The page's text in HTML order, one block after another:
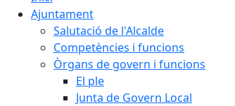
Ajuntament
Salutació de l'Alcalde
Competències i funcions
Òrgans de govern i funcions
El ple
Junta de Govern Local